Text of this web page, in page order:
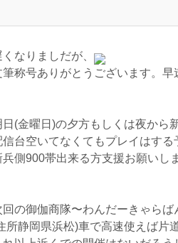
くなりましだが、
筆称号ありがとうございます。早
日(金曜日)の夕方もしくは夜から
信台空いてなくてもプレイはす
兵側900帯出来る方支援お願いし
回の御伽商隊〜わんだーきゃら
所静岡県浜松)車で高速使えば